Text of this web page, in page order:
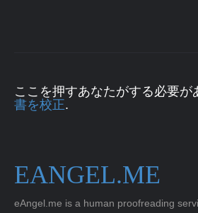
ここを押すあなたがする必要が
書を校正.
EANGEL.ME
eAngel.me is a human proofreading